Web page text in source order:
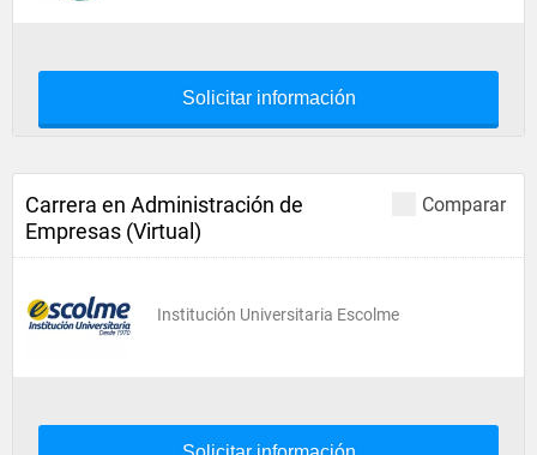
Solicitar información
Comparar
Carrera en Administración de
Empresas (Virtual)
Institución Universitaria Escolme